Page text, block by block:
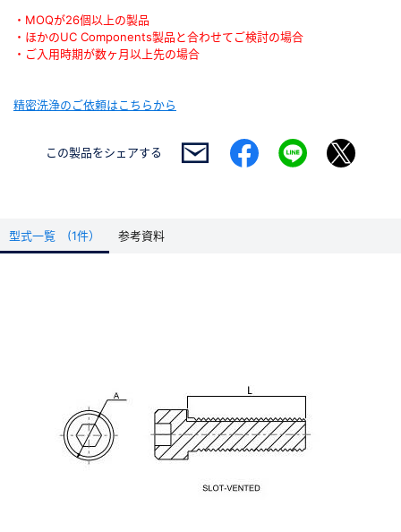
・MOQが26個以上の製品
・ほかのUC Components製品と合わせてご検討の場合
・ご入用時期が数ヶ月以上先の場合
精密洗浄のご依頼はこちらから
この製品をシェアする
型式一覧 (1件） 参考資料